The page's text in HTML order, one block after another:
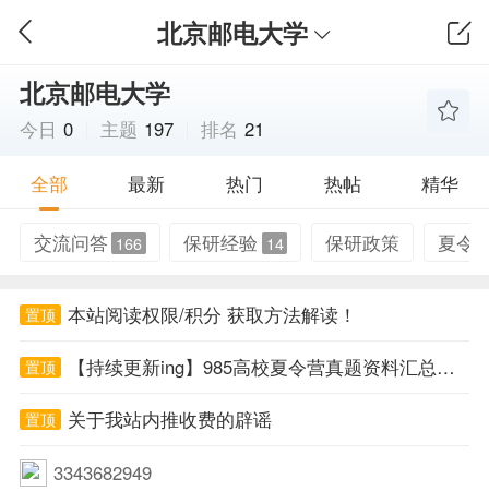
北京邮电大学
北京邮电大学
今日 0 主题 197 排名 21
全部 最新 热门 热帖 精华
交流问答 166 保研经验 14 保研政策 夏令
置顶 本站阅读权限/积分 获取方法解读！
置顶 【持续更新ing】985高校夏令营真题资料汇总帖！
置顶 关于我站内推收费的辟谣
3343682949